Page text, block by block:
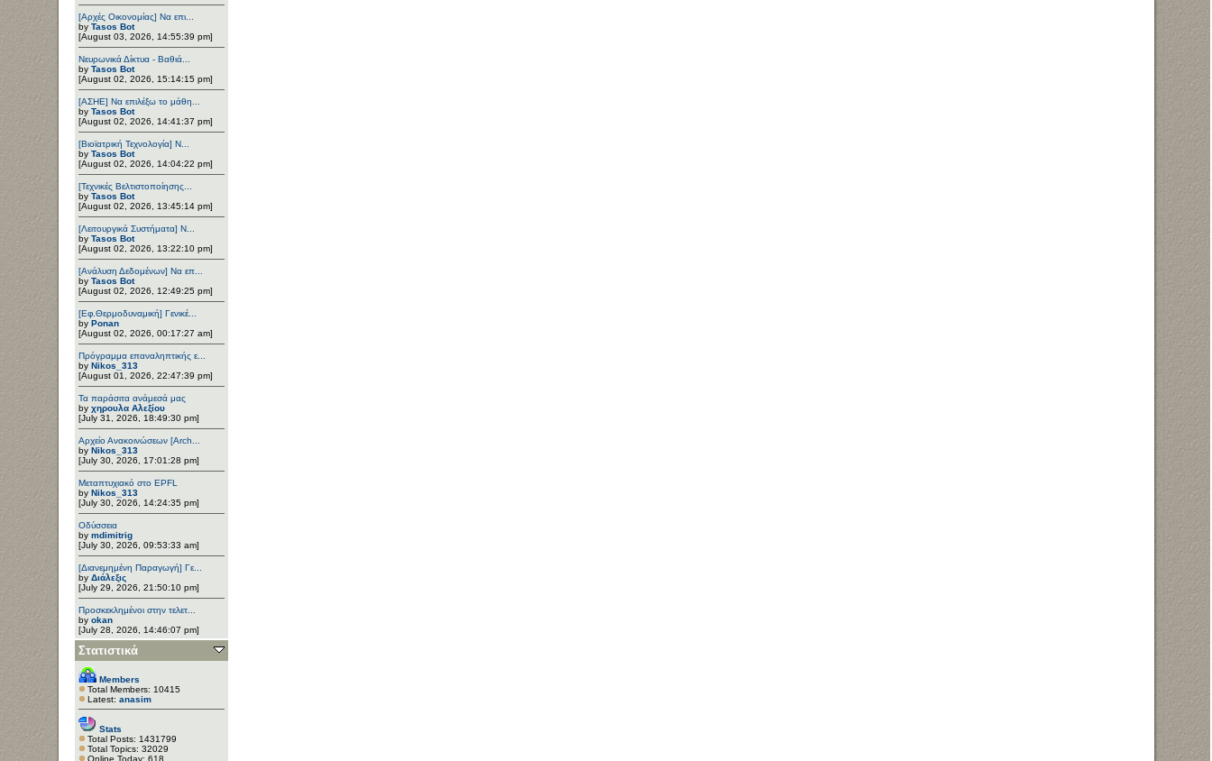
[Αρχές Οικονομίας] Να επι...
by Tasos Bot
[August 03, 2026, 14:55:39 pm]
Νευρωνικά Δίκτυα - Βαθιά...
by Tasos Bot
[August 02, 2026, 15:14:15 pm]
[ΑΣΗΕ] Να επιλέξω το μάθη...
by Tasos Bot
[August 02, 2026, 14:41:37 pm]
[Βιοϊατρική Τεχνολογία] Ν...
by Tasos Bot
[August 02, 2026, 14:04:22 pm]
[Τεχνικές Βελτιστοποίησης...
by Tasos Bot
[August 02, 2026, 13:45:14 pm]
[Λειτουργικά Συστήματα] Ν...
by Tasos Bot
[August 02, 2026, 13:22:10 pm]
[Ανάλυση Δεδομένων] Να επ...
by Tasos Bot
[August 02, 2026, 12:49:25 pm]
[Εφ.Θερμοδυναμική] Γενικέ...
by Ponan
[August 02, 2026, 00:17:27 am]
Πρόγραμμα επαναληπτικής ε...
by Nikos_313
[August 01, 2026, 22:47:39 pm]
Τα παράσιτα ανάμεσά μας
by χηρουλα Αλεξίου
[July 31, 2026, 18:49:30 pm]
Αρχείο Ανακοινώσεων [Arch...
by Nikos_313
[July 30, 2026, 17:01:28 pm]
Μεταπτυχιακό στο EPFL
by Nikos_313
[July 30, 2026, 14:24:35 pm]
Οδύσσεια
by mdimitrig
[July 30, 2026, 09:53:33 am]
[Διανεμημένη Παραγωγή] Γε...
by Διάλεξις
[July 29, 2026, 21:50:10 pm]
Προσκεκλημένοι στην τελετ...
by okan
[July 28, 2026, 14:46:07 pm]
Στατιστικά
Members
Total Members: 10415
Latest: anasim
Stats
Total Posts: 1431799
Total Topics: 32029
Online Today: 618